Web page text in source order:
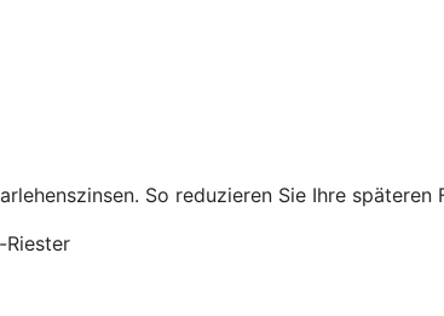
So reduzieren Sie Ihre späteren
Riester